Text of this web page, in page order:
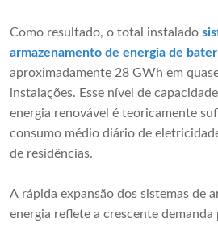
Como resultado, o total instalado
armazenamento de energia de
aproximadamente 28 GWh em
instalações. Esse nível de
energia renovável é teoricamente
consumo médio diário de
de residências.
A rápida expansão dos sistemas de
energia reflete a crescente